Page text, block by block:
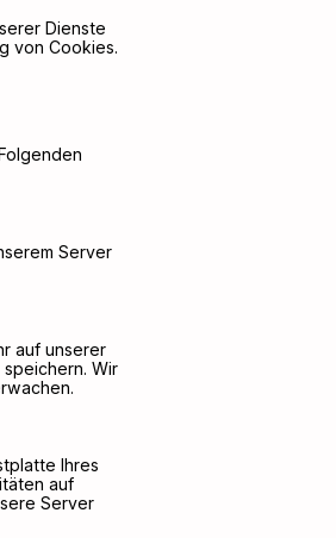
Dienste
von Cookies.
Server
auf unserer
Wir
Ihres
auf
Server